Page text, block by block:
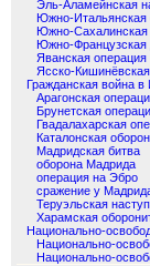
Эль-Аламейнская
Южно-Итальянская
Южно-Сахалинская
Южно-Французская
Яванская операция
Ясско-Кишинёвская
Гражданская война в
Арагонская
Брунетская
Гвадалахарская
Каталонская
Мадридская битва
оборона Мадрида
операция на Эбро
сражение у
Теруэльская
Харамская
Национально-
Национально-
Национально-